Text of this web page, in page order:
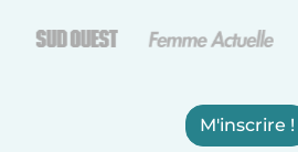
M'inscrire !